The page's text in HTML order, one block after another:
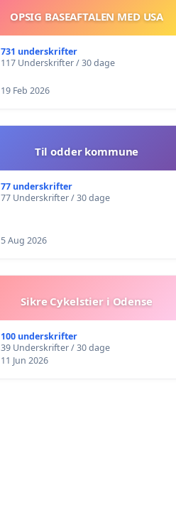
OPSIG BASEAFTALEN MED USA
731 underskrifter
117 Underskrifter / 30 dage
19 Feb 2026
Til odder kommune
77 underskrifter
77 Underskrifter / 30 dage
5 Aug 2026
Sikre Cykelstier i Odense
100 underskrifter
39 Underskrifter / 30 dage
11 Jun 2026